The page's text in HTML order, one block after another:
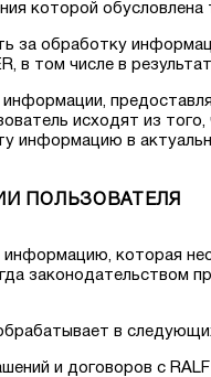
которой обусловлена
за обработку
в том числе в
информации,
исходят из
информацию в
ПОЛЬЗОВАТЕЛЯ
информацию, которая
законодательством
в
и договоров с RALF